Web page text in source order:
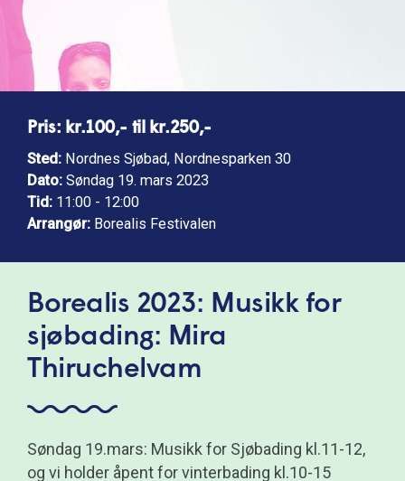
Borealis 2023: Musikk for
sjøbading: Mira
Thiruchelvam
Søndag 19.mars: Musikk for Sjøbading kl.11-12,
og vi holder åpent for vinterbading kl.10-15
Pris: kr.100,- til kr.250,-
Sted: Nordnes Sjøbad, Nordnesparken 30
Dato: Søndag 19. mars 2023
Tid: 11:00 - 12:00
Arrangør: Borealis Festivalen